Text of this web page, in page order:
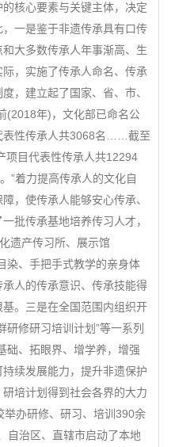
核心要素与关键主体，决定
一是鉴于非遗传承具有口传
大多数传承人年事渐高、生
，实施了传承人命名、传承
，建立起了国家、省、市、
(2018年)，文化部已命名公
表性传承人共3068名……截至
项目代表性传承人共12294
”着力提高传承人的文化自
，使传承人能够安心传承、
批传承基地培养传习人才，
遗产传习所、展示馆
染、手把手式教学的亲身体
人的传承意识、传承技能得
。三是在全国范围内组织开
研修研习培训计划”等一系列
础、拓眼界、增学养，增强
续发展能力，提升非遗保护
培计划得到社会各界的大力
办研修、研习、培训390余
自治区、直辖市启动了本地